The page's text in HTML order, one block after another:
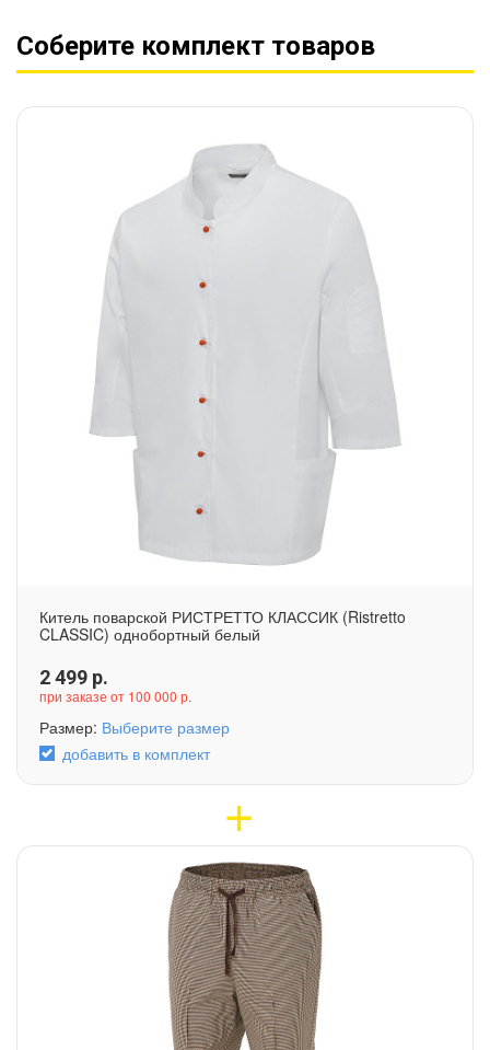
Соберите комплект товаров
Китель поварской РИСТРЕТТО КЛАССИК (Ristretto
CLASSIC) однобортный белый
2 499 р.
при заказе от 100 000 р.
Размер: Выберите размер
добавить в комплект